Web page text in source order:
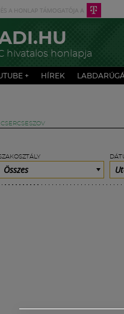
hivatalos honlapja
+ HÍREK
Összes